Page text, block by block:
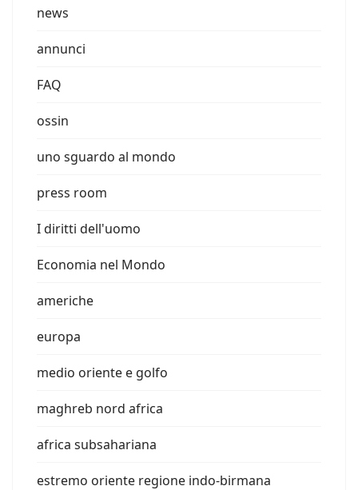
news
annunci
FAQ
ossin
uno sguardo al mondo
press room
I diritti dell'uomo
Economia nel Mondo
americhe
europa
medio oriente e golfo
maghreb nord africa
africa subsahariana
estremo oriente regione indo-birmana